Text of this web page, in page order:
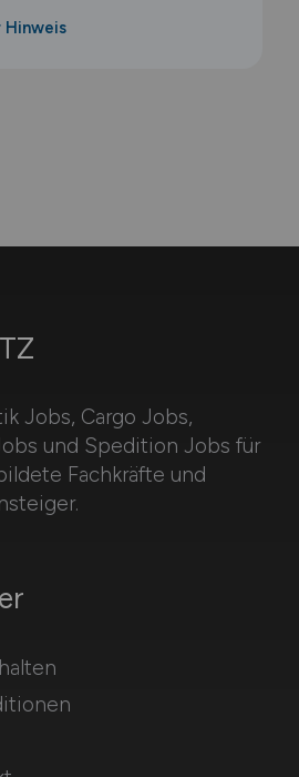
Hinweis
Jobs, Cargo Jobs,
und Spedition Jobs für
Fachkräfte und